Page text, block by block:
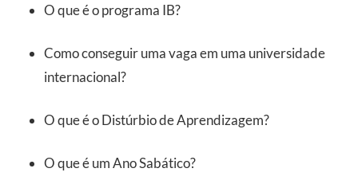
O que é o programa IB?
Como conseguir uma vaga em uma universidade
internacional?
O que é o Distúrbio de Aprendizagem?
O que é um Ano Sabático?